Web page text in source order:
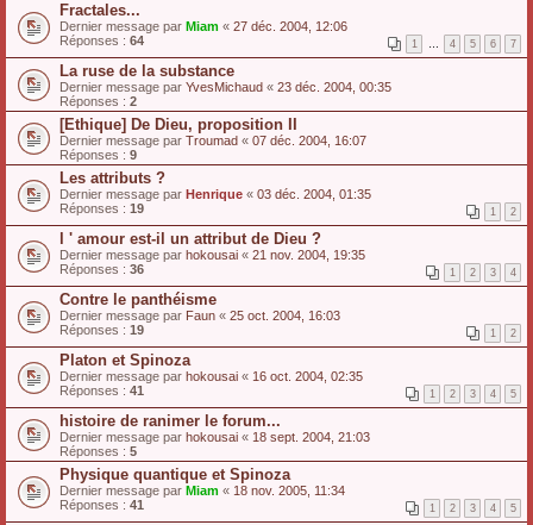
Fractales...
Dernier message par Miam « 27 déc. 2004, 12:06
Réponses : 64 1 … 4 5 6 7
La ruse de la substance
Dernier message par YvesMichaud « 23 déc. 2004, 00:35
Réponses : 2
[Ethique] De Dieu, proposition II
Dernier message par Troumad « 07 déc. 2004, 16:07
Réponses : 9
Les attributs ?
Dernier message par Henrique « 03 déc. 2004, 01:35
Réponses : 19 1 2
l ' amour est-il un attribut de Dieu ?
Dernier message par hokousai « 21 nov. 2004, 19:35
Réponses : 36 1 2 3 4
Contre le panthéisme
Dernier message par Faun « 25 oct. 2004, 16:03
Réponses : 19 1 2
Platon et Spinoza
Dernier message par hokousai « 16 oct. 2004, 02:35
Réponses : 41 1 2 3 4 5
histoire de ranimer le forum...
Dernier message par hokousai « 18 sept. 2004, 21:03
Réponses : 5
Physique quantique et Spinoza
Dernier message par Miam « 18 nov. 2005, 11:34
Réponses : 41 1 2 3 4 5